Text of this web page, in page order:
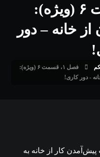
فصل ۱، قسمت ۶ (ویژه):
خانه – دور
فصل ۱، قسمت ۶ (ویژه):
- دور کاری!
کار از خانه به